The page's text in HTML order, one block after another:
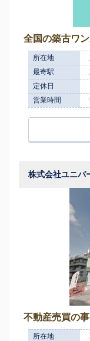
全国の築古ワ
所在地
最寄駅
定休日
営業時間
株式会社ユニバ
不動産売買の
所在地